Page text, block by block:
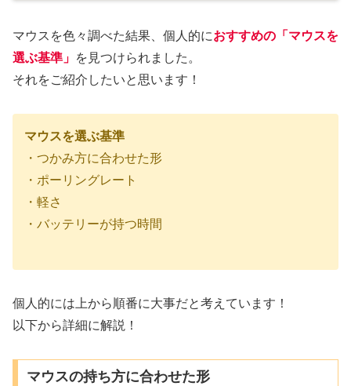
マウスを色々調べた結果、個人的におすすめの「マウスを
選ぶ基準 」 を見つけられました。
それをご紹介したいと思います！
マウスを選ぶ基準
・つかみ方に合わせた形
・ポーリングレート
・軽さ
・バッテリーが持つ時間
個人的には上から順番に大事だと考えています！
以下から詳細に解説！
マウスの持ち方に合わせた形